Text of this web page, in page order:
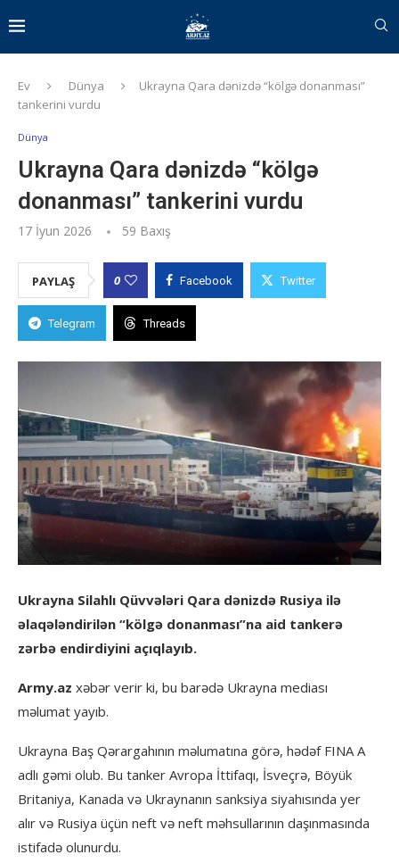
Ev Dünya
Ukrayna Qara dənizdə “kölgə donanması”
tankerini vurdu
Dünya
Ukrayna Qara dənizdə “kölgə
donanması” tankerini vurdu
17 İyun 2026 59 Baxış
PAYLAŞ 0 Facebook Twitter
Telegram Threads
Ukrayna Silahlı Qüvvələri Qara dənizdə Rusiya ilə
əlaqələndirilən “kölgə donanması”na aid tankerə
zərbə endirdiyini açıqlayıb.
Army.az xəbər verir ki, bu barədə Ukrayna mediası
məlumat yayıb.
Ukrayna Baş Qərargahının məlumatına görə, hədəf FINA A
adlı gəmi olub. Bu tanker Avropa İttifaqı, İsveçrə, Böyük
Britaniya, Kanada və Ukraynanın sanksiya siyahısında yer
alır və Rusiya üçün neft və neft məhsullarının daşınmasında
istifadə olunurdu.